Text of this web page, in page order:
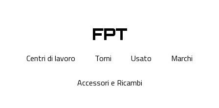
FPT
Centri di lavoro Torni Usato Marchi
Accessori e Ricambi